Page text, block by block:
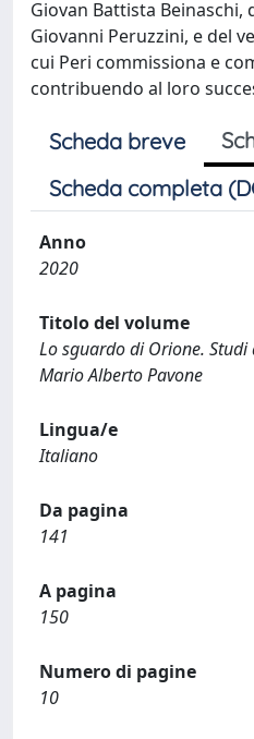
Giovan Battista Beinaschi,
Giovanni Peruzzini, e del
cui Peri commissiona e
contribuendo al loro
Scheda breve
Scheda completa
Anno
2020
Titolo del volume
Lo sguardo di Orione.
Mario Alberto Pavone
Lingua/e
Italiano
Da pagina
141
A pagina
150
Numero di pagine
10